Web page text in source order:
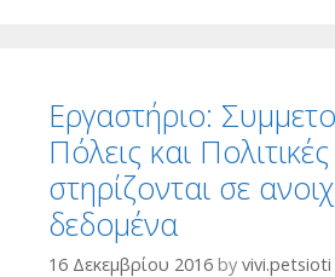
Εργαστήριο:
Πόλεις και
στηρίζονται σε
δεδομένα
16 Δεκεμβρίου 2016 by vivi.petsioti